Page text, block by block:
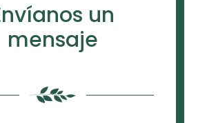
un
mensaje